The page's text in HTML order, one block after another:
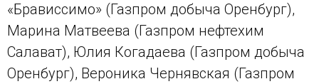
«Брависсимо» (Газпром добыча Оренбург),
Марина Матвеева (Газпром нефтехим
Салават), Юлия Когадаева (Газпром добыча
Оренбург), Вероника Чернявская (Газпром